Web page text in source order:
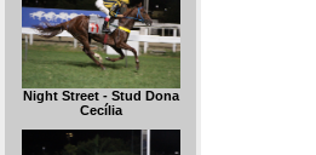
Night Street - Stud Dona
Cecília